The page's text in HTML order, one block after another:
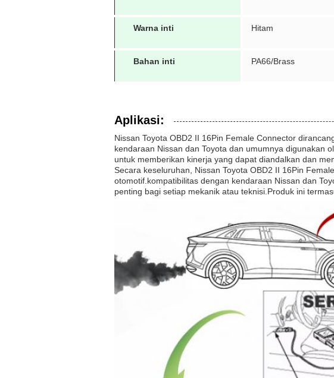
Warna inti Hitam
Bahan inti PA66/Brass
Aplikasi:
Nissan Toyota OBD2 II 16Pin Female Connector
kendaraan Nissan dan Toyota dan umumnya digunakan
untuk memberikan kinerja yang dapat diandalkan dan
Secara keseluruhan, Nissan Toyota OBD2 II 16Pin
otomotif.kompatibilitas dengan kendaraan Nissan dan
penting bagi setiap mekanik atau teknisi.Produk ini